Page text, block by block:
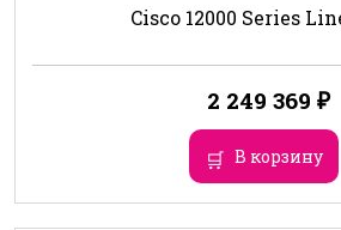
Cisco 12000 Series
2 249 369 ₽
В корзину